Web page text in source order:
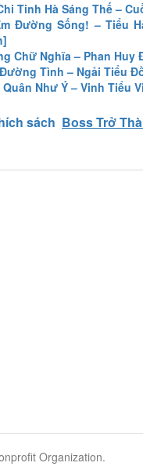
Tinh Hà Sáng Thế –
Đường Sống! – Tiểu
Chữ Nghĩa – Phan Huy
Tình – Ngải Tiểu
Như Ý – Vinh Tiểu
sách Boss Trở
Organization.